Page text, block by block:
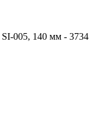
005, 140 мм - 3734